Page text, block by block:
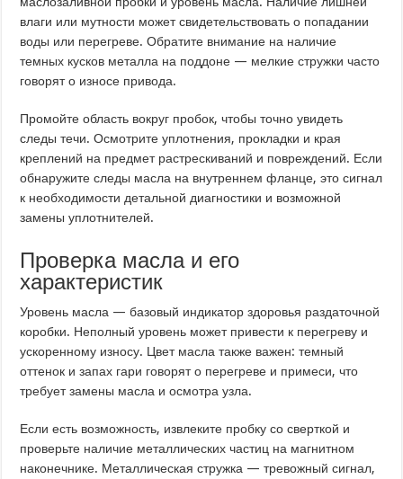
влаги или мутности может свидетельствовать о попадании
воды или перегреве. Обратите внимание на наличие
темных кусков металла на поддоне — мелкие стружки часто
говорят о износе привода.
Промойте область вокруг пробок, чтобы точно увидеть
следы течи. Осмотрите уплотнения, прокладки и края
креплений на предмет растрескиваний и повреждений. Если
обнаружите следы масла на внутреннем фланце, это сигнал
к необходимости детальной диагностики и возможной
замены уплотнителей.
Проверка масла и его
характеристик
Уровень масла — базовый индикатор здоровья раздаточной
коробки. Неполный уровень может привести к перегреву и
ускоренному износу. Цвет масла также важен: темный
оттенок и запах гари говорят о перегреве и примеси, что
требует замены масла и осмотра узла.
Если есть возможность, извлеките пробку со сверткой и
проверьте наличие металлических частиц на магнитном
наконечнике. Металлическая стружка — тревожный сигнал,